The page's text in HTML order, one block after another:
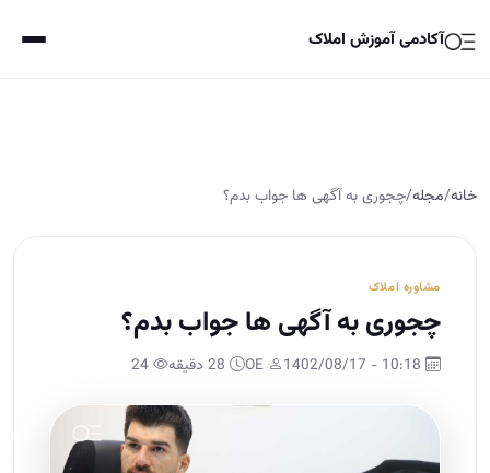
آکادمی آموزش املاک
خانه/مجله/چجوری به آگهی ها جواب بدم؟
مشاوره املاک
چجوری به آگهی ها جواب بدم؟